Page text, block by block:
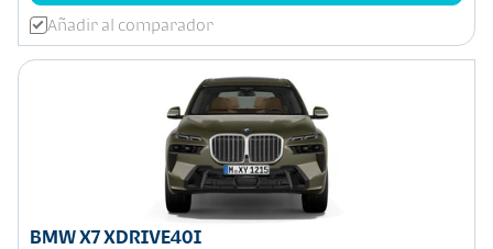
Añadir al comparador
BMW X7 XDRIVE40I